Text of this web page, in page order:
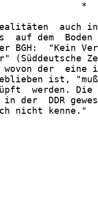
*
auch
auf dem
BGH:  "Kein
(Süddeutsche
der  eine
ist,
werden.
der  DDR
nicht kenne."